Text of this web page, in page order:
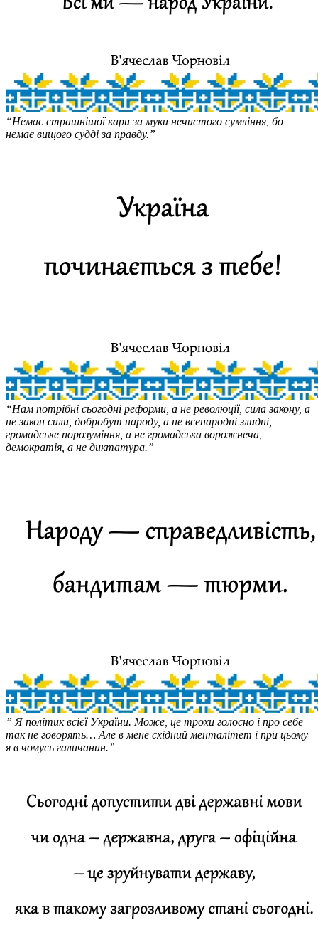
“Немає страшнішої кари за муки нечистого сумління, бо
немає вищого судді за правду.”
“Нам потрібні сьогодні реформи, а не революції, сила закону, а
не закон сили, добробут народу, а не всенародні злидні,
громадське порозуміння, а не громадська ворожнеча,
демократія, а не диктатура.”
” Я політик всієї України. Може, це трохи голосно і про себе
так не говорять… Але в мене східний менталітет і при цьому
я в чомусь галичанин.”